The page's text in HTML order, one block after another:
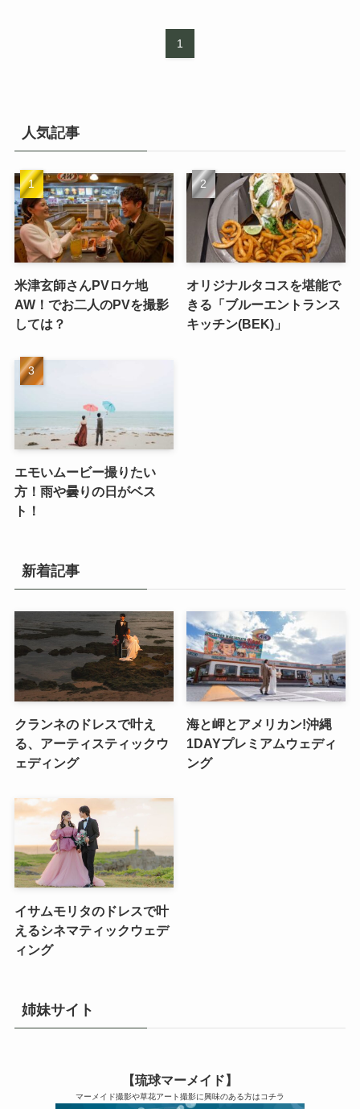
1
人気記事
米津玄師さんPVロケ地
AW！でお二人のPVを撮影
しては？
オリジナルタコスを堪能で
きる「ブルーエントランス
キッチン(BEK)」
エモいムービー撮りたい
方！雨や曇りの日がベス
ト！
新着記事
クランネのドレスで叶え
る、アーティスティックウ
ェディング
海と岬とアメリカン!沖縄
1DAYプレミアムウェディ
ング
イサムモリタのドレスで叶
えるシネマティックウェデ
ィング
姉妹サイト
【琉球マーメイド】
マーメイド撮影や草花アート撮影に興味のある方はコチラ